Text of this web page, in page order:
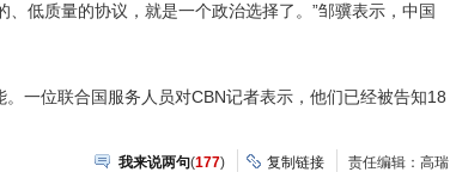
低质量的协议，就是一个政治选择了。”邹骥表示，中国
位联合国服务人员对CBN记者表示，他们已经被告知18
我来说两句(177) 复制链接 责任编辑：高瑞